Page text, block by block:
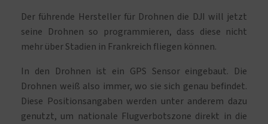
Der führende Hersteller für Drohnen die DJI will jetzt
seine Drohnen so programmieren, dass diese nicht
mehr über Stadien in Frankreich fliegen können.
In den Drohnen ist ein GPS Sensor eingebaut. Die
Drohnen weiß also immer, wo sie sich genau befindet.
Diese Positionsangaben werden unter anderem dazu
genutzt, um nationale Flugverbotszone direkt in die